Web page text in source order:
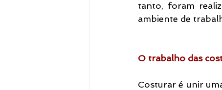
tanto, foram
ambiente de
O trabalho das
Costurar é unir